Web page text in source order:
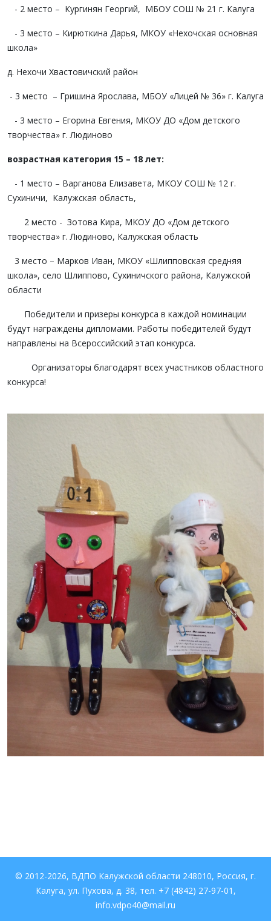
- 2 место – Кургинян Георгий, МБОУ СОШ № 21 г. Калуга
- 3 место – Кирюткина Дарья, МКОУ «Нехочская основная
школа»
д. Нехочи Хвастовичский район
- 3 место – Гришина Ярослава, МБОУ «Лицей № 36» г. Калуга
- 3 место – Егорина Евгения, МКОУ ДО «Дом детского
творчества» г. Людиново
возрастная категория 15 – 18 лет:
- 1 место – Варганова Елизавета, МКОУ СОШ № 12 г.
Сухиничи, Калужская область,
2 место - Зотова Кира, МКОУ ДО «Дом детского
творчества» г. Людиново, Калужская область
3 место – Марков Иван, МКОУ «Шлипповская средняя
школа», село Шлиппово, Сухиничского района, Калужской
области
Победители и призеры конкурса в каждой номинации
будут награждены дипломами. Работы победителей будут
направлены на Всероссийский этап конкурса.
Организаторы благодарят всех участников областного
конкурса!
© 2012-2026, ВДПО Калужской области 248010, Россия, г.
Калуга, ул. Пухова, д. 38, тел. +7 (4842) 27-97-01,
info.vdpo40@mail.ru